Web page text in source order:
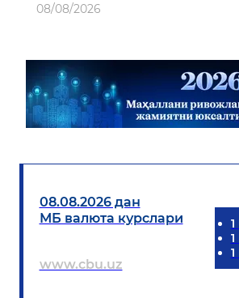
08/08/2026
08.08.2026 дан
МБ валюта курслари
www.cbu.uz
1
1
1